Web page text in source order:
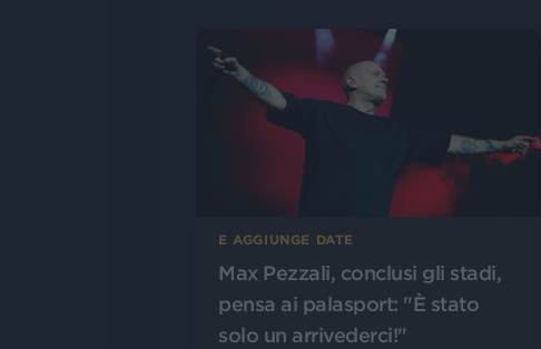
E AGGIUNGE DATE
Max Pezzali, conclusi gli stadi,
pensa ai palasport: "È stato
solo un arrivederci!"